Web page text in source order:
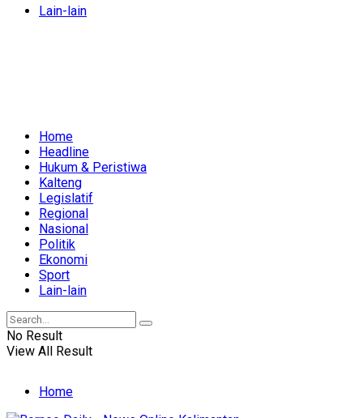
Lain-lain
Home
Headline
Hukum & Peristiwa
Kalteng
Legislatif
Regional
Nasional
Politik
Ekonomi
Sport
Lain-lain
No Result
View All Result
Home